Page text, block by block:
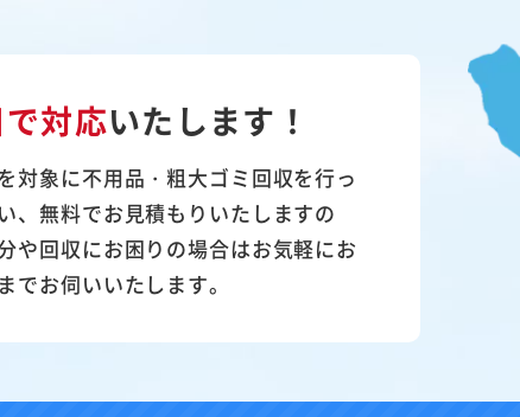
対応いたします！
対象に不用品・粗大ゴミ回収を行っ
、無料でお見積もりいたしますの
や回収にお困りの場合はお気軽にお
お伺いいたします。